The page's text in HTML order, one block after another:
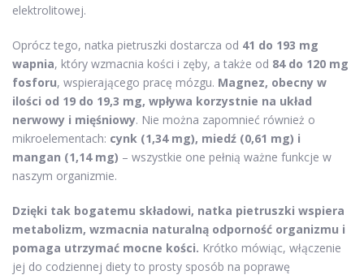
elektrolitowej.
Oprócz tego, natka pietruszki dostarcza od 41 do 193 mg
wapnia, który wzmacnia kości i zęby, a także od 84 do 120 mg
fosforu, wspierającego pracę mózgu. Magnez, obecny w
ilości od 19 do 19,3 mg, wpływa korzystnie na układ
nerwowy i mięśniowy. Nie można zapomnieć również o
mikroelementach: cynk (1,34 mg), miedź (0,61 mg) i
mangan (1,14 mg) – wszystkie one pełnią ważne funkcje w
naszym organizmie.
Dzięki tak bogatemu składowi, natka pietruszki wspiera
metabolizm, wzmacnia naturalną odporność organizmu i
pomaga utrzymać mocne kości. Krótko mówiąc, włączenie
jej do codziennej diety to prosty sposób na poprawę